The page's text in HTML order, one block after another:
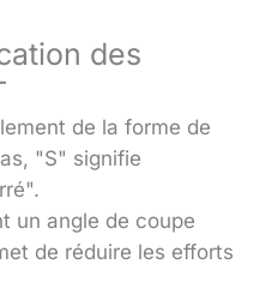
des
de la forme de
"S" signifie
un angle de coupe
de réduire les efforts